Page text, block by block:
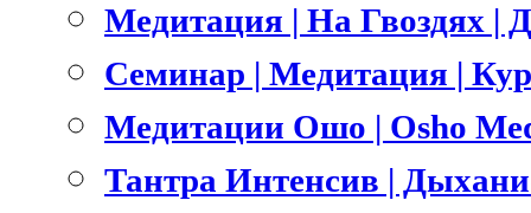
Медитация | На Гвоздях |
Семинар | Медитация |
Медитации Ошо | Osho
Тантра Интенсив |